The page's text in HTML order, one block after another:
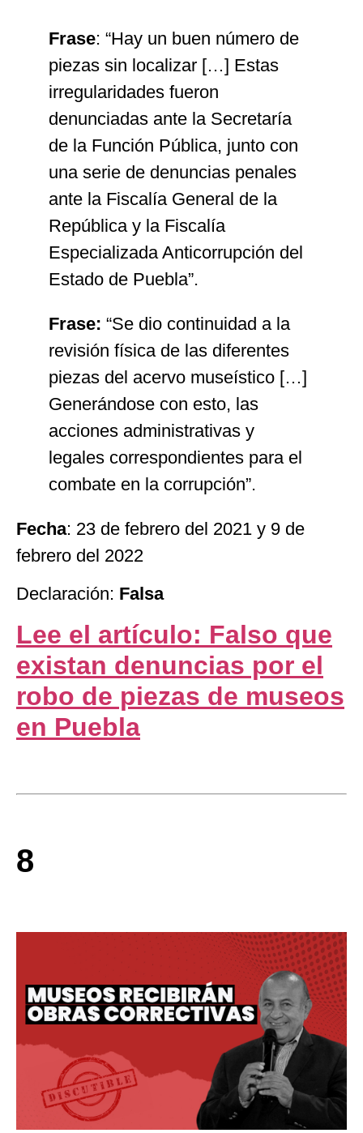
Frase: “Hay un buen número de
piezas sin localizar […] Estas
irregularidades fueron
denunciadas ante la Secretaría
de la Función Pública, junto con
una serie de denuncias penales
ante la Fiscalía General de la
República y la Fiscalía
Especializada Anticorrupción del
Estado de Puebla”.
Frase: “Se dio continuidad a la
revisión física de las diferentes
piezas del acervo museístico […]
Generándose con esto, las
acciones administrativas y
legales correspondientes para el
combate en la corrupción”.
Fecha: 23 de febrero del 2021 y 9 de
febrero del 2022
Declaración: Falsa
Lee el artículo: Falso que
existan denuncias por el
robo de piezas de museos
en Puebla
8